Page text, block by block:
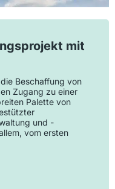
mit
Beschaffung von
Zugang zu einer
Palette von
und -
vom ersten